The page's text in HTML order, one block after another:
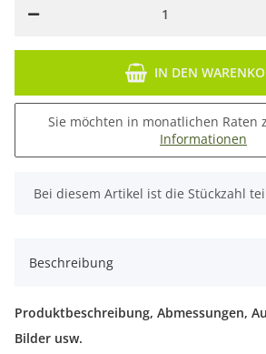
IN DEN
Sie möchten in monatlichen Raten
Informationen
x
Bei diesem Artikel ist die Stückzahl
Beschreibung
Produktbeschreibung, Abmessungen,
Bilder usw.